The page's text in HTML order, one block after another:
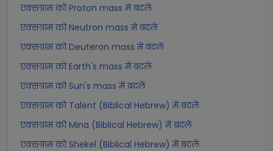
एक्सग्राम को Proton mass में बदलें
एक्सग्राम को Neutron mass में बदलें
एक्सग्राम को Deuteron mass में बदलें
एक्सग्राम को Earth's mass में बदलें
एक्सग्राम को Sun's mass में बदलें
एक्सग्राम को Talent (Biblical Hebrew) में बदलें
एक्सग्राम को Mina (Biblical Hebrew) में बदलें
एक्सग्राम को Shekel (Biblical Hebrew) में बदलें